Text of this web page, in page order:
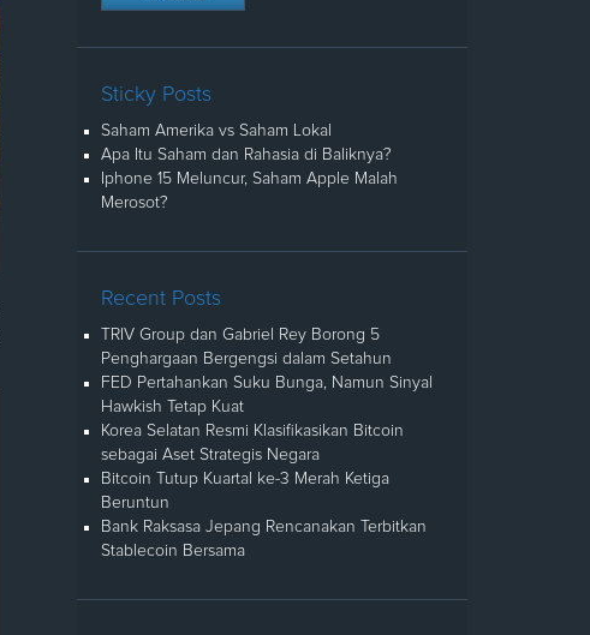
Sticky Posts
Saham Amerika vs Saham Lokal
Apa Itu Saham dan Rahasia di Baliknya?
Iphone 15 Meluncur, Saham Apple Malah
Merosot?
Recent Posts
TRIV Group dan Gabriel Rey Borong 5
Penghargaan Bergengsi dalam Setahun
FED Pertahankan Suku Bunga, Namun Sinyal
Hawkish Tetap Kuat
Korea Selatan Resmi Klasifikasikan Bitcoin
sebagai Aset Strategis Negara
Bitcoin Tutup Kuartal ke-3 Merah Ketiga
Beruntun
Bank Raksasa Jepang Rencanakan Terbitkan
Stablecoin Bersama